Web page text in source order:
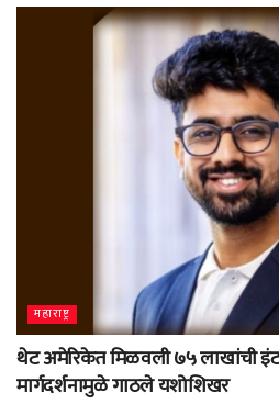
महाराष्ट्र
थेट अमेरिकेत मिळवली ७५ लाखांची
मार्गदर्शनामुळे गाठले यशोशिखर